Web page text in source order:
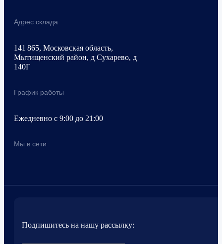
Адрес склада
141 865, Московская область,
Мытищенский район, д Сухарево, д
140Г
График работы
Ежедневно с 9:00 до 21:00
Мы в сети
Подпишитесь на нашу рассылку: